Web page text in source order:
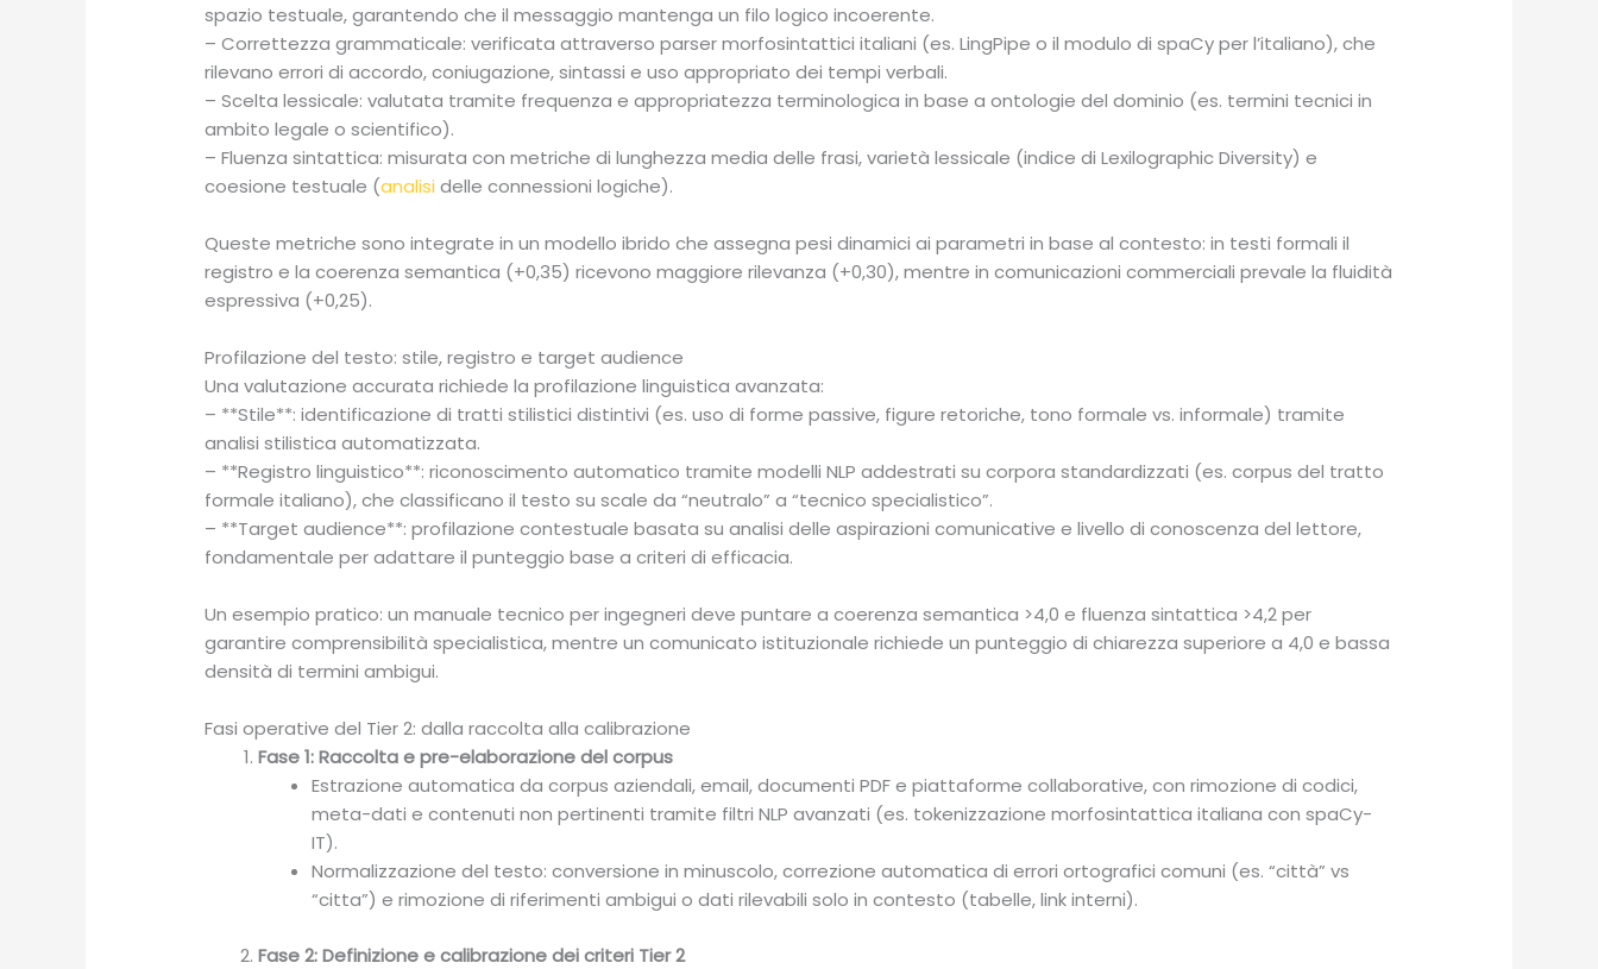
spazio testuale, garantendo che il messaggio mantenga un filo logico incoerente.
– Correttezza grammaticale: verificata attraverso parser morfosintattici italiani (es. LingPipe o il modulo di spaCy per l’italiano), che
rilevano errori di accordo, coniugazione, sintassi e uso appropriato dei tempi verbali.
– Scelta lessicale: valutata tramite frequenza e appropriatezza terminologica in base a ontologie del dominio (es. termini tecnici in
ambito legale o scientifico).
– Fluenza sintattica: misurata con metriche di lunghezza media delle frasi, varietà lessicale (indice di Lexilographic Diversity) e
coesione testuale (analisidelle connessioni logiche).
Queste metriche sono integrate in un modello ibrido che assegna pesi dinamici ai parametri in base al contesto: in testi formali il
registro e la coerenza semantica (+0,35) ricevono maggiore rilevanza (+0,30), mentre in comunicazioni commerciali prevale la fluidità
espressiva (+0,25).
Profilazione del testo: stile, registro e target audience
Una valutazione accurata richiede la profilazione linguistica avanzata:
– **Stile**: identificazione di tratti stilistici distintivi (es. uso di forme passive, figure retoriche, tono formale vs. informale) tramite
analisi stilistica automatizzata.
– **Registro linguistico**: riconoscimento automatico tramite modelli NLP addestrati su corpora standardizzati (es. corpus del tratto
formale italiano), che classificano il testo su scale da “neutralo” a “tecnico specialistico”.
– **Target audience**: profilazione contestuale basata su analisi delle aspirazioni comunicative e livello di conoscenza del lettore,
fondamentale per adattare il punteggio base a criteri di efficacia.
Un esempio pratico: un manuale tecnico per ingegneri deve puntare a coerenza semantica >4,0 e fluenza sintattica >4,2 per
garantire comprensibilità specialistica, mentre un comunicato istituzionale richiede un punteggio di chiarezza superiore a 4,0 e bassa
densità di termini ambigui.
Fasi operative del Tier 2: dalla raccolta alla calibrazione
Fase 1: Raccolta e pre-elaborazione del corpus
Estrazione automatica da corpus aziendali, email, documenti PDF e piattaforme collaborative, con rimozione di codici,
meta-dati e contenuti non pertinenti tramite filtri NLP avanzati (es. tokenizzazione morfosintattica italiana con spaCy-
IT).
Normalizzazione del testo: conversione in minuscolo, correzione automatica di errori ortografici comuni (es. “città” vs
“citta”) e rimozione di riferimenti ambigui o dati rilevabili solo in contesto (tabelle, link interni).
Fase 2: Definizione e calibrazione dei criteri Tier 2